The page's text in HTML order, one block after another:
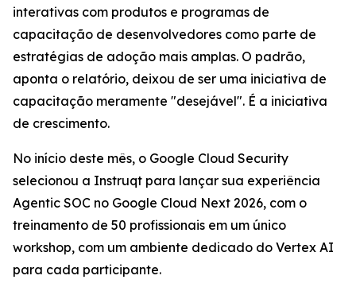
interativas com produtos e programas de
capacitação de desenvolvedores como parte de
estratégias de adoção mais amplas. O padrão,
aponta o relatório, deixou de ser uma iniciativa de
capacitação meramente "desejável". É a iniciativa
de crescimento.
No início deste mês, o Google Cloud Security
selecionou a Instruqt para lançar sua experiência
Agentic SOC no Google Cloud Next 2026, com o
treinamento de 50 profissionais em um único
workshop, com um ambiente dedicado do Vertex AI
para cada participante.